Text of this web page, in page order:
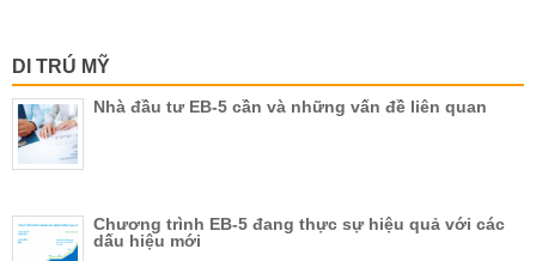
DI TRÚ MỸ
Nhà đầu tư EB-5 cần và những vấn đề liên quan
Chương trình EB-5 đang thực sự hiệu quả với các
dấu hiệu mới